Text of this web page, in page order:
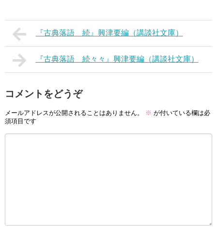
『古典落語 続』興津要編（講談社文庫）
『古典落語 続々々』興津要編（講談社文庫）
コメントをどうぞ
メールアドレスが公開されることはありません。 ※ が付いている欄は必
須項目です